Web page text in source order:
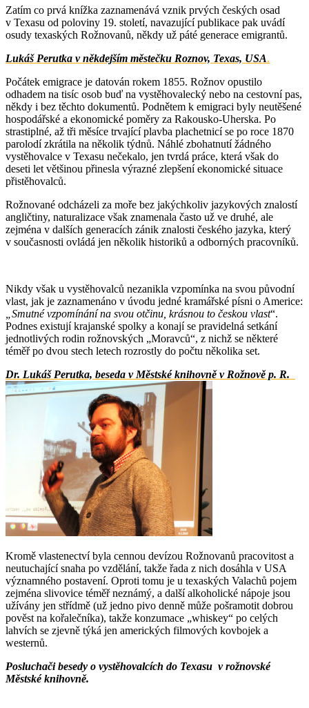
Zatím co prvá knížka zaznamenává vznik prvých českých osad
v Texasu od poloviny 19. století, navazující publikace pak uvádí
osudy texaských Rožnovanů, někdy už páté generace emigrantů.
Lukáš Perutka v někdejším městečku Roznov, Texas, USA.
Počátek emigrace je datován rokem 1855. Rožnov opustilo
odhadem na tisíc osob buď na vystěhovalecký nebo na cestovní pas,
někdy i bez těchto dokumentů. Podnětem k emigraci byly neutěšené
hospodářské a ekonomické poměry za Rakousko-Uherska. Po
strastiplné, až tři měsíce trvající plavba plachetnicí se po roce 1870
parolodí zkrátila na několik týdnů. Náhlé zbohatnutí žádného
vystěhovalce v Texasu nečekalo, jen tvrdá práce, která však do
deseti let většinou přinesla výrazné zlepšení ekonomické situace
přistěhovalců.
Rožnované odcházeli za moře bez jakýchkoliv jazykových znalostí
angličtiny, naturalizace však znamenala často už ve druhé, ale
zejména v dalších generacích zánik znalosti českého jazyka, který
v současnosti ovládá jen několik historiků a odborných pracovníků.
Nikdy však u vystěhovalců nezanikla vzpomínka na svou původní
vlast, jak je zaznamenáno v úvodu jedné kramářské písni o Americe:
„Smutné vzpomínání na svou otčinu, krásnou to českou vlast“.
Podnes existují krajanské spolky a konají se pravidelná setkání
jednotlivých rodin rožnovských „Moravců“, z nichž se některé
téměř po dvou stech letech rozrostly do počtu několika set.
Dr. Lukáš Perutka, beseda v Městské knihovně v Rožnově p. R.
Kromě vlastenectví byla cennou devízou Rožnovanů pracovitost a
neutuchající snaha po vzdělání, takže řada z nich dosáhla v USA
významného postavení. Oproti tomu je u texaských Valachů pojem
zejména slivovice téměř neznámý, a další alkoholické nápoje jsou
užívány jen střídmě (už jedno pivo denně může pošramotit dobrou
pověst na kořalečníka), takže konzumace „whiskey“ po celých
lahvích se zjevně týká jen amerických filmových kovbojek a
westernů.
Posluchači besedy o vystěhovalcích do Texasu v rožnovské
Městské knihovně.